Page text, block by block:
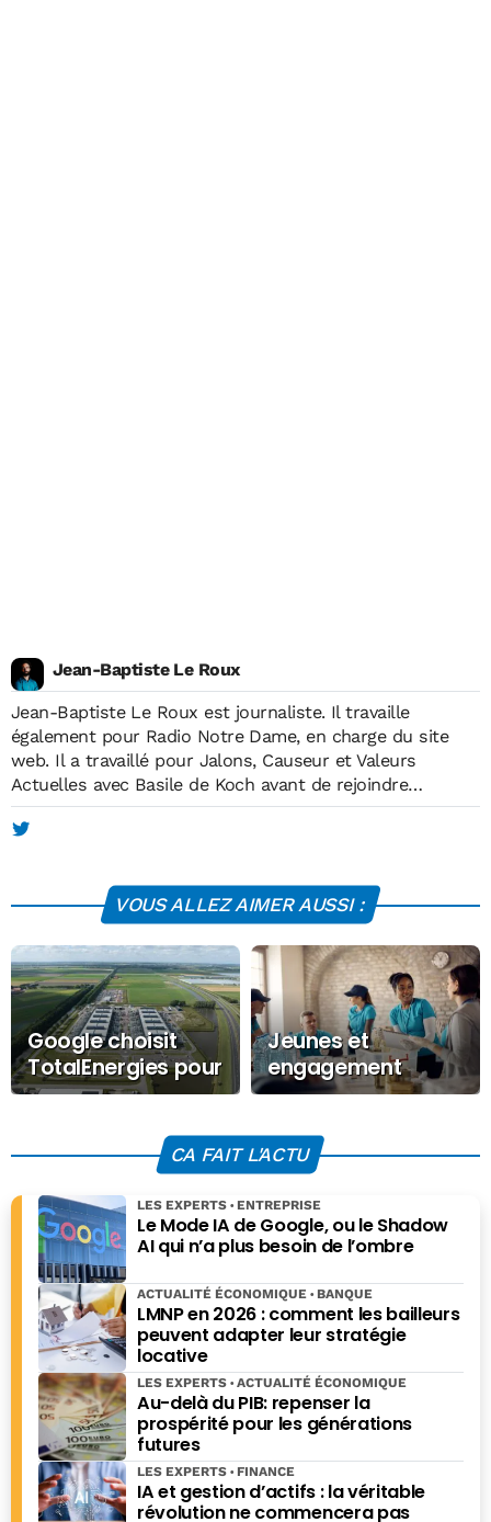
Jean-Baptiste Le Roux
Jean-Baptiste Le Roux est journaliste. Il travaille
également pour Radio Notre Dame, en charge du site
web. Il a travaillé pour Jalons, Causeur et Valeurs
Actuelles avec Basile de Koch avant de rejoindre
Economie Matin, à sa création, en mai 2012. Il est
diplômé de l'Institut européen de journalisme (IEJ) et
publie de temps en temps dans la presse économique
spécialisée.
VOUS ALLEZ AIMER AUSSI :
Google choisit
TotalEnergies pour
ses datacenters
Jeunes et
engagement
citoyen : une
nationale lancée
CA FAIT L'ACTU
Le Mode IA de Google, ou le Shadow
AI qui n’a plus besoin de l’ombre
LES EXPERTS ENTREPRISE
LMNP en 2026 : comment les bailleurs
peuvent adapter leur stratégie
locative
ACTUALITÉ ÉCONOMIQUE BANQUE
Au-delà du PIB: repenser la
prospérité pour les générations
futures
LES EXPERTS ACTUALITÉ ÉCONOMIQUE
IA et gestion d’actifs : la véritable
révolution ne commencera pas
LES EXPERTS FINANCE